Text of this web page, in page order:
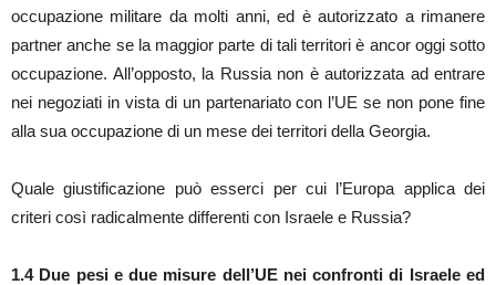
occupazione militare da molti anni, ed è autorizzato a rimanere
partner anche se la maggior parte di tali territori è ancor oggi sotto
occupazione. All’opposto, la Russia non è autorizzata ad entrare
nei negoziati in vista di un partenariato con l’UE se non pone fine
alla sua occupazione di un mese dei territori della Georgia.
Quale giustificazione può esserci per cui l’Europa applica dei
criteri così radicalmente differenti con Israele e Russia?
1.4 Due pesi e due misure dell’UE nei confronti di Israele ed